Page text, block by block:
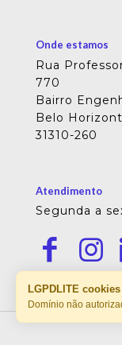
Onde estamos
Rua
770
Bairro
Belo
31310-260
Atendimento
Segunda a
LGPDLITE cookies
Domínio não